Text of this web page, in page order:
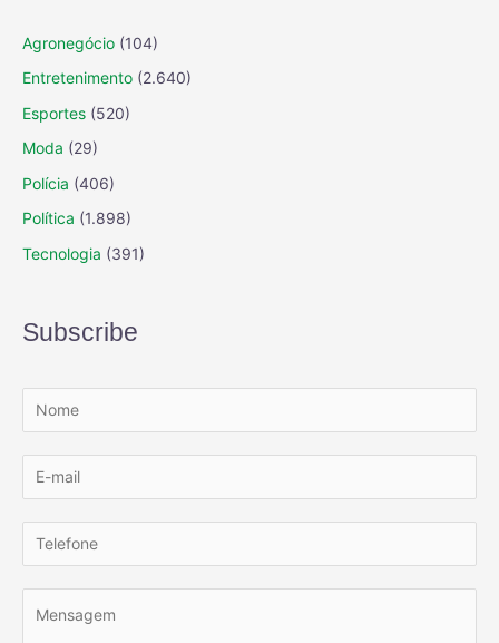
Agronegócio (104)
Entretenimento (2.640)
Esportes (520)
Moda (29)
Polícia (406)
Política (1.898)
Tecnologia (391)
Subscribe